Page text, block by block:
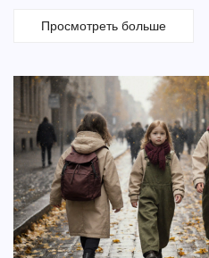
Просмотреть больше